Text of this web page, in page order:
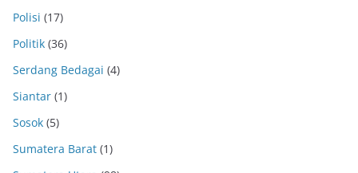
Polisi (17)
Politik (36)
Serdang Bedagai (4)
Siantar (1)
Sosok (5)
Sumatera Barat (1)